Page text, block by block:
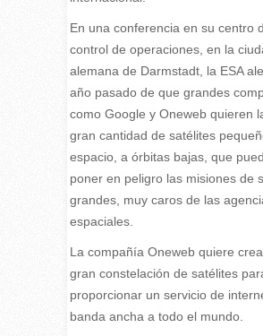
En una conferencia en su centro
control de operaciones, en la
alemana de Darmstadt, la ESA
año pasado de que grandes
como Google y Oneweb quieren
gran cantidad de satélites
espacio, a órbitas bajas, que
poner en peligro las misiones de
grandes, muy caros de las
espaciales.
La compañía Oneweb quiere
gran constelación de satélites
proporcionar un servicio de
banda ancha a todo el mundo.